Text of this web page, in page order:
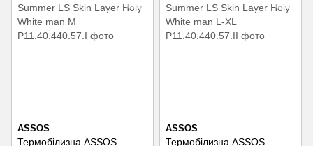
ASSOS
Термобілизна ASSOS
ASSOS
Термобілизна ASSOS